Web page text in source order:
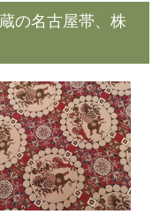
の名古屋帯、株